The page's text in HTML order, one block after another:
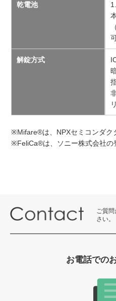
乾電池
解錠方式
※Mifare®は、NPXセミコンダク
※FeliCa®は、ソニー株式会社の
ご質
さい。
お電話での